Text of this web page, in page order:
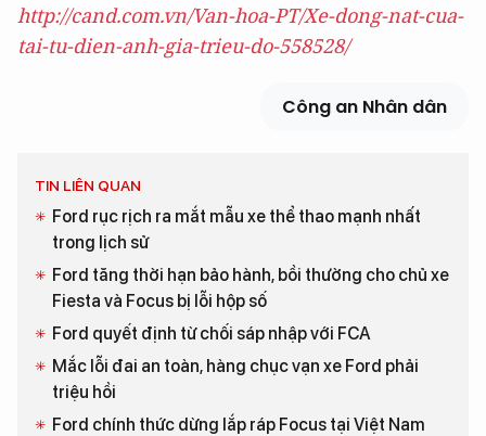
http://cand.com.vn/Van-hoa-PT/Xe-dong-nat-cua-
tai-tu-dien-anh-gia-trieu-do-558528/
Công an Nhân dân
TIN LIÊN QUAN
Ford rục rịch ra mắt mẫu xe thể thao mạnh nhất
trong lịch sử
Ford tăng thời hạn bảo hành, bồi thường cho chủ xe
Fiesta và Focus bị lỗi hộp số
Ford quyết định từ chối sáp nhập với FCA
Mắc lỗi đai an toàn, hàng chục vạn xe Ford phải
triệu hồi
Ford chính thức dừng lắp ráp Focus tại Việt Nam